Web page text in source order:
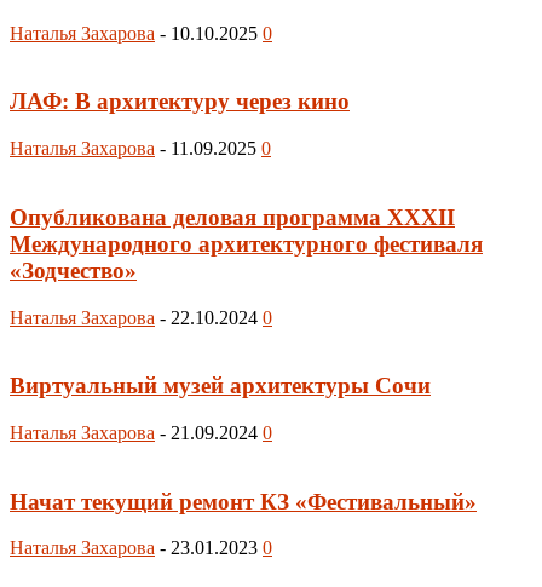
Наталья Захарова - 10.10.2025 0
ЛАФ: В архитектуру через кино
Наталья Захарова - 11.09.2025 0
Опубликована деловая программа XXXII
Международного архитектурного фестиваля
«Зодчество»
Наталья Захарова - 22.10.2024 0
Виртуальный музей архитектуры Сочи
Наталья Захарова - 21.09.2024 0
Начат текущий ремонт КЗ «Фестивальный»
Наталья Захарова - 23.01.2023 0